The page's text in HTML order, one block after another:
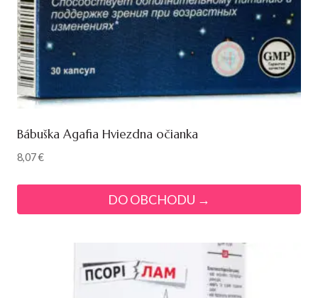
Bábuška Agafia Hviezdna očianka
8,07€
DO OBCHODU →